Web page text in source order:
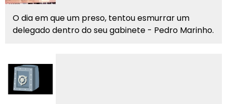
O dia em que um preso, tentou esmurrar um
delegado dentro do seu gabinete - Pedro Marinho.